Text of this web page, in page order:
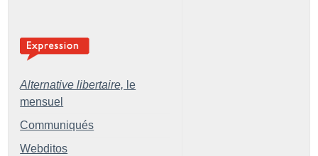
Alternative libertaire, le
mensuel
Communiqués
Webditos